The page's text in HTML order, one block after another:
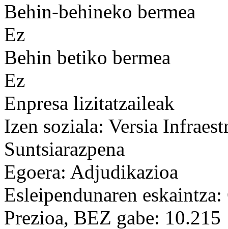
Behin-behineko bermea
Ez
Behin betiko bermea
Ez
Enpresa lizitatzaileak
Izen soziala: Versia
Suntsiarazpena
Egoera: Adjudikazioa
Esleipendunaren
Prezioa, BEZ gabe: 10.215